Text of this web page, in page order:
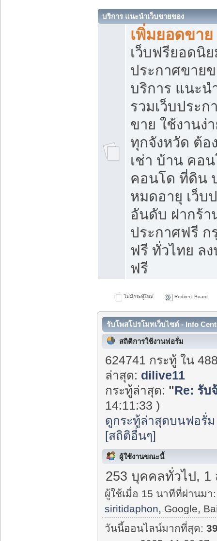
บริการ แนะนำเว็บขายของ
เพิ่มยอดขา
เว็บฟรียอดนิ
ประกาศขาย
บริการ แนะน
รวมเว็บประก
ขาย ใช้งานง่
ทุกจังหวัด ต้อ
เช่า บ้าน คอ
คอนโด ที่ดิน
หมดอายุ เว็บ
อันดับ ฝากร้า
ประกาศฟรี ก
ฟรี ทั่วไทย ล
ฟรี
ไม่มีกระทู้ใหม่ Redirect Board
รับโพสโปรโมทเว็บไซต์ - Info
สถิติการใช้งานฟอรั่ม
624741 กระทู้ ใน
ล่าสุด: dilive11
กระทู้ล่าสุด: "Re: รับ
14:11:33 )
ดูกระทู้ล่าสุดบนฟอรั่ม
[สถิติอื่นๆ]
ผู้ใช้งานขณะนี้
253 บุคคลทั่วไป, 1
ผู้ใช้เมื่อ 15 นาทีที่ผ่านมา:
siritidaphon, Google,
วันนี้ออนไลน์มากที่สุด: